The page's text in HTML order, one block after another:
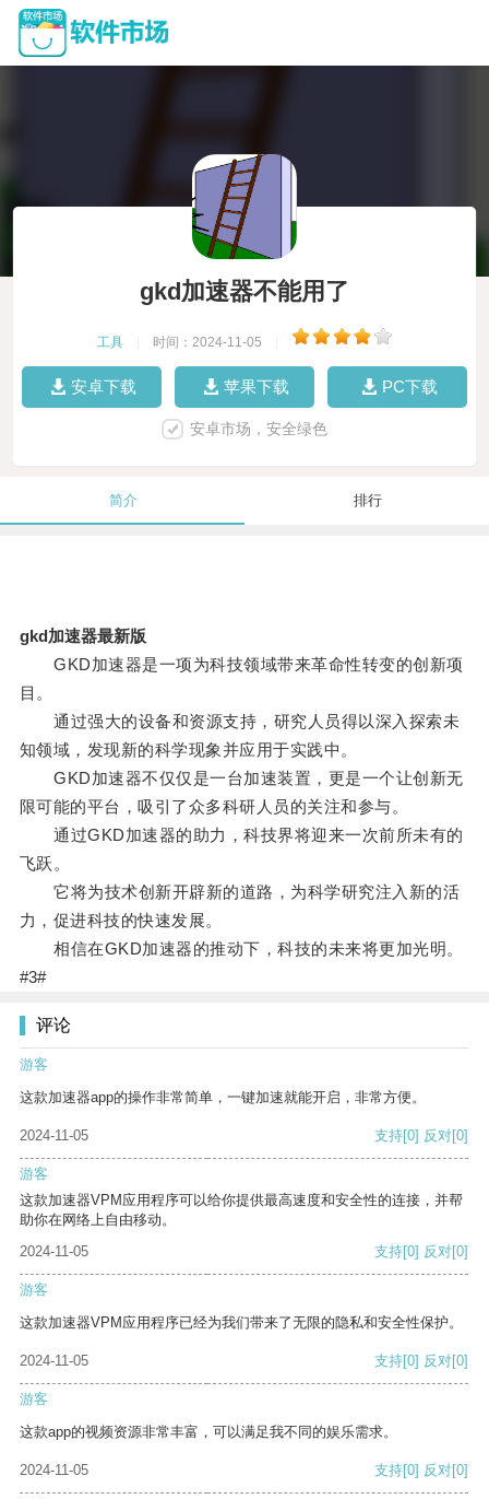
gkd加速器不能用了
工具 时间：2024-11-05
安卓下载 苹果下载 PC下载
安卓市场，安全绿色
简介 排行
gkd加速器最新版
GKD加速器是一项为科技领域带来革命性转变的创新项
目。
通过强大的设备和资源支持，研究人员得以深入探索未
知领域，发现新的科学现象并应用于实践中。
GKD加速器不仅仅是一台加速装置，更是一个让创新无
限可能的平台，吸引了众多科研人员的关注和参与。
通过GKD加速器的助力，科技界将迎来一次前所未有的
飞跃。
它将为技术创新开辟新的道路，为科学研究注入新的活
力，促进科技的快速发展。
相信在GKD加速器的推动下，科技的未来将更加光明。
#3#
评论
游客
这款加速器app的操作非常简单，一键加速就能开启，非常方便。
2024-11-05 支持[0] 反对[0]
游客
这款加速器VPM应用程序可以给你提供最高速度和安全性的连接，并帮
助你在网络上自由移动。
2024-11-05
支持[0] 反对[0]
游客
这款加速器VPM应用程序已经为我们带来了无限的隐私和安全性保护。
2024-11-05 支持[0] 反对[0]
游客
这款app的视频资源非常丰富，可以满足我不同的娱乐需求。
2024-11-05 支持[0] 反对[0]